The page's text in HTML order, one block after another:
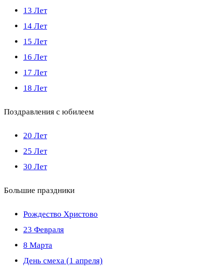
13 Лет
14 Лет
15 Лет
16 Лет
17 Лет
18 Лет
Поздравления с юбилеем
20 Лет
25 Лет
30 Лет
Большие праздники
Рождество Христово
23 Февраля
8 Марта
День смеха (1 апреля)